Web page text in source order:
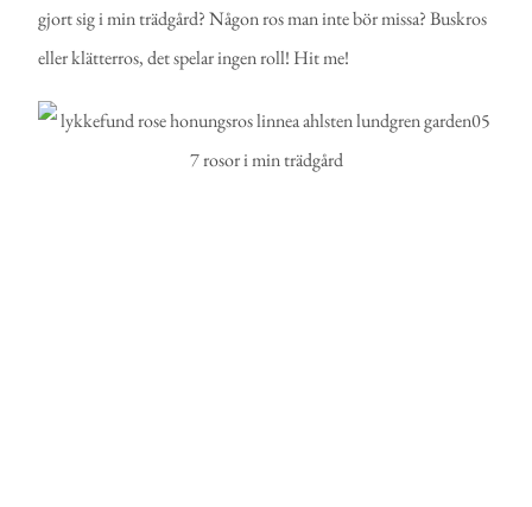
gjort sig i min trädgård? Någon ros man inte bör missa? Buskros
eller klätterros, det spelar ingen roll! Hit me!